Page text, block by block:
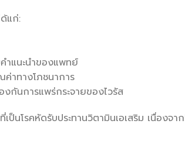
แก่:
ำแนะนำของแพทย์
าทางโภชนาการ
กันการแพร่กระจายของไวรัส
เป็นโรคหัดรับประทานวิตามินเอเสริม เนื่อง